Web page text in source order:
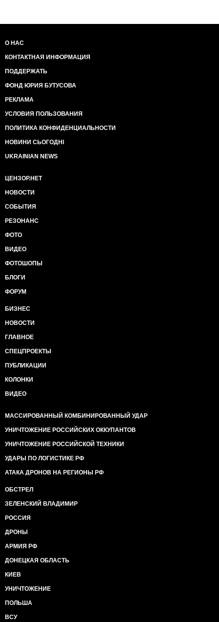
О НАС
КОНТАКТНАЯ ИНФОРМАЦИЯ
ПОДДЕРЖАТЬ
ФОНД ЮРИЯ БУТУСОВА
РЕКЛАМА
УСЛОВИЯ ПОЛЬЗОВАНИЯ
ПОЛИТИКА КОНФИДЕНЦИАЛЬНОСТИ
НОВИНИ СЬОГОДНІ
UKRAINIAN NEWS
ЦЕНЗОР.НЕТ
НОВОСТИ
СОБЫТИЯ
РЕЗОНАНС
ФОТО
ВИДЕО
ФОТОШОПЫ
БЛОГИ
ФОРУМ
БИЗНЕС
НОВОСТИ
ГЛАВНОЕ
СПЕЦПРОЕКТЫ
ПУБЛИКАЦИИ
КОЛОНКИ
ВИДЕО
МАССИРОВАННЫЙ КОМБИНИРОВАННЫЙ УДАР
УНИЧТОЖЕНИЕ РОССИЙСКИХ ОККУПАНТОВ
УНИЧТОЖЕНИЕ РОССИЙСКОЙ ТЕХНИКИ
УДАРЫ ПО ЛОГИСТИКЕ РФ
АТАКА ДРОНОВ НА РЕГИОНЫ РФ
ОБСТРЕЛ
ЗЕЛЕНСКИЙ ВЛАДИМИР
РОССИЯ
ДРОНЫ
АРМИЯ РФ
ДОНЕЦКАЯ ОБЛАСТЬ
КИЕВ
УНИЧТОЖЕНИЕ
ПОЛЬША
ВСУ